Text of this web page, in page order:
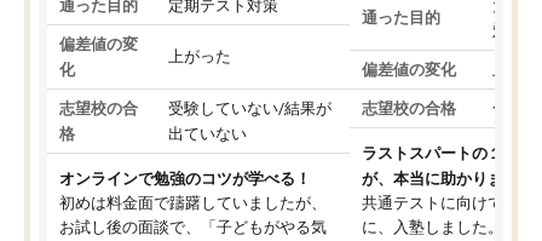
通った目的 定期テスト対策
偏差値の変
化
上がった
志望校の合
格
受験していない/結果が
出ていない
オンラインで勉強のコツが学べる！
初めは料金面で躊躇していましたが、
お試し後の面談で、「子どもがやる気
通った目的
大学
対策
偏差値の変化 上が
志望校の合格 合格
ラストスパートの１か月
が、本当に助かりました
共通テストに向けての追
に、入塾しました。田舎